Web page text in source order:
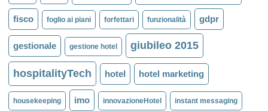
fisco foglio ai piani forfettari funzionalità gdpr
gestionale gestione hotel giubileo 2015
hospitalityTech hotel hotel marketing
housekeeping imo innovazioneHotel instant messaging